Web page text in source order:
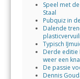
Speel met
Staal
Pubquiz in
Dalende
Typisch
Derde editie
weer een
De passie
Dennis